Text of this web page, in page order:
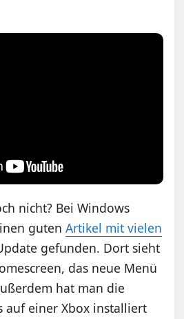
nicht? Bei Windows
gutenArtikel mit vielen
gefunden. Dort sieht
das neue Menü
hat man die
auf einer Xbox installiert